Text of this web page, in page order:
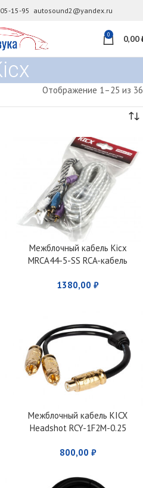
15-95 autosound2@yandex.ru
0 0,00
Отображение 1–25 из 36
Межблочный кабель Kicx
MRCA44-5-SS RCA-кабель
1380,00 ₽
Межблочный кабель KICX
Headshot RCY-1F2M-0.25
800,00 ₽